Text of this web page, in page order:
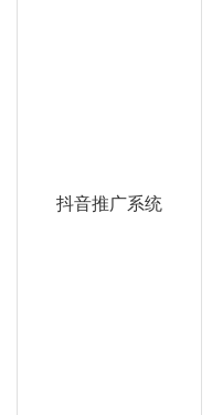
抖音推广系统